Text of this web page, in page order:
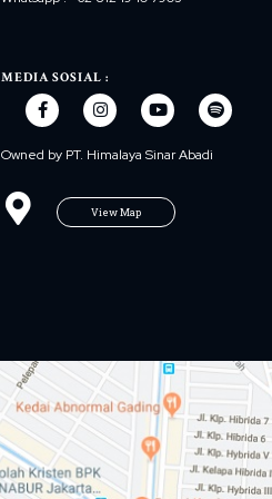
MEDIA SOSIAL :
Owned by PT. Himalaya Sinar Abadi
View Map